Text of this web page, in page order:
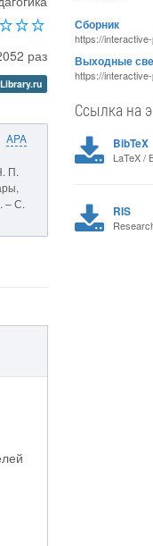
раз
APA
П.
– С.
Сборник
https://
Выходные
https://
Ссылка на
BibTeX
LaTeX /
RIS